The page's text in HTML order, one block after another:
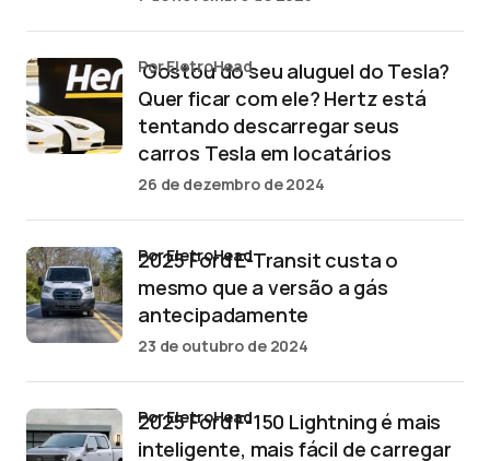
‘Gostou do seu aluguel do Tesla?
Quer ficar com ele? Hertz está
tentando descarregar seus
carros Tesla em locatários
por EletroHead
26 de dezembro de 2024
2025 Ford E-Transit custa o
mesmo que a versão a gás
antecipadamente
por EletroHead
23 de outubro de 2024
2025 Ford F-150 Lightning é mais
inteligente, mais fácil de carregar
por EletroHead